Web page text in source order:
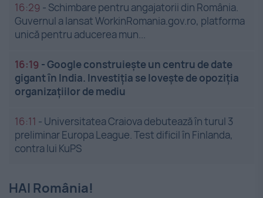
16:29 - Schimbare pentru angajatorii din România.
Guvernul a lansat WorkinRomania.gov.ro, platforma
unică pentru aducerea mun...
16:19 -Google construiește un centru de date
gigant în India. Investiția se lovește de opoziția
organizațiilor de mediu
16:11 - Universitatea Craiova debutează în turul 3
preliminar Europa League. Test dificil în Finlanda,
contra lui KuPS
HAI România!